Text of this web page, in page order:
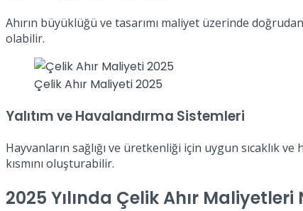
Ahırın büyüklüğü ve tasarımı maliyet üzerinde
olabilir.
Çelik Ahır Maliyeti 2025
Yalıtım ve Havalandırma Sistemleri
Hayvanların sağlığı ve üretkenliği için uygun sıcaklık
kısmını oluşturabilir.
2025 Yılında Çelik Ahır Maliyetleri